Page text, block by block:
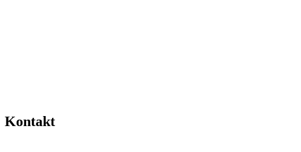
Kontakt